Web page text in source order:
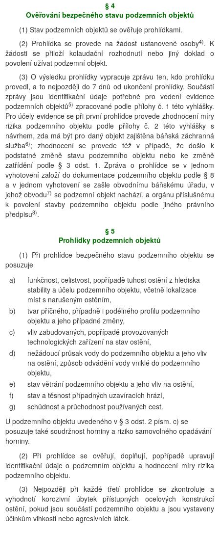
§ 4
Ověřování bezpečného stavu podzemních objektů
(1) Stav podzemních objektů se ověřuje prohlídkami.
(2) Prohlídka se provede na žádost ustanovené osoby4). K
žádosti se přiloží kolaudační rozhodnutí nebo jiný doklad o
povolení užívat podzemní objekt.
(3) O výsledku prohlídky vypracuje zprávu ten, kdo prohlídku
provedl, a to nejpozději do 7 dnů od ukončení prohlídky. Součástí
zprávy jsou identifikační údaje potřebné pro vedení evidence
podzemních objektů5) zpracované podle přílohy č. 1 této vyhlášky.
Pro účely evidence se při první prohlídce provede zhodnocení míry
rizika podzemního objektu podle přílohy č. 2 této vyhlášky s
návrhem, zda má být pro daný objekt zajištěna báňská záchranná
služba6); zhodnocení se provede též v případě, že došlo k
podstatné změně stavu podzemního objektu nebo ke změně
zatřídění podle § 3 odst. 1. Zpráva o prohlídce se v jednom
vyhotovení založí do dokumentace podzemního objektu podle § 8
a v jednom vyhotovení se zašle obvodnímu báňskému úřadu, v
jehož obvodu7) se podzemní objekt nachází, a orgánu příslušnému
k povolení stavby podzemního objektu podle jiného právního
předpisu8).
§ 5
Prohlídky podzemních objektů
(1) Při prohlídce bezpečného stavu podzemního objektu se
posuzuje
a)
funkčnost, celistvost, popřípadě tuhost ostění z hlediska
stability a účelu podzemního objektu, včetně lokalizace
míst s narušeným ostěním,
b)
tvar příčného, případně i podélného profilu podzemního
objektu a jeho případné změny,
c)
vliv zabudovaných, popřípadě provozovaných
technologických zařízení na stav ostění,
d)
nežádoucí průsak vody do podzemního objektu a jeho vliv
na ostění, způsob odvádění vody vniklé do podzemního
objektu,
e)
stav větrání podzemního objektu a jeho vliv na ostění,
f)
stav a těsnost případných uzavíracích hrází,
g)
schůdnost a průchodnost používaných cest.
U podzemního objektu uvedeného v § 3 odst. 2 písm. c) se
posuzuje také soudržnost horniny a riziko samovolného opadávání
horniny.
(2) Při prohlídce se ověřují, doplňují, popřípadě upravují
identifikační údaje o podzemním objektu a hodnocení míry rizika
podzemního objektu.
(3) Nejpozději při každé třetí prohlídce se zkontroluje a
vyhodnotí korozivní úbytek přístupných ocelových konstrukcí
ostění, pokud jsou součástí podzemního objektu a jsou vystaveny
účinkům vlhkosti nebo agresivních látek.